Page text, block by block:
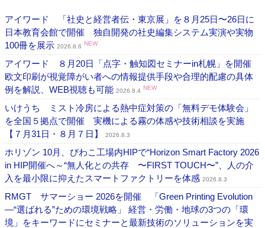
アイワード 「社史と経営者伝・東京展」を８月25日〜26日に
日本教育会館で開催 独自開発の社史編集システム実演や実物
100冊を展示 2026.8.6 NEW
アイワード ８月20日「点字・触知図セミナーin札幌」を開催
欧文印刷が視覚障がい者への情報提供手段や合理的配慮の具体
例を解説、WEB視聴も可能 2026.8.4 NEW
いけうち ミスト冷房による熱中症対策の「無料デモ体験会」
を全国５拠点で開催 実機による霧の体感や技術相談を実施
【７月31日・８月７日】
2026.8.3
ホリゾン 10月、びわこ工場内HIPで“Horizon Smart Factory 2026
in HIP開催へ～“無人化との共存 〜FIRST TOUCH〜”、人の介
入を最小限に抑えたスマートファクトリーを体感 2026.8.3
RMGT サマーショー 2026を開催 「Green Printing Evolution
―“選ばれる”ための環境戦略」 経営・労働・地球の3つの「環
境」をキーワードにセミナーと最新技術のソリューションを実